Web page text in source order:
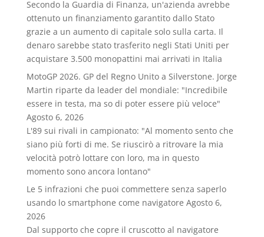
Secondo la Guardia di Finanza, un'azienda avrebbe
ottenuto un finanziamento garantito dallo Stato
grazie a un aumento di capitale solo sulla carta. Il
denaro sarebbe stato trasferito negli Stati Uniti per
acquistare 3.500 monopattini mai arrivati in Italia
MotoGP 2026. GP del Regno Unito a Silverstone. Jorge
Martin riparte da leader del mondiale: "Incredibile
essere in testa, ma so di poter essere più veloce"
Agosto 6, 2026
L'89 sui rivali in campionato: "Al momento sento che
siano più forti di me. Se riuscirò a ritrovare la mia
velocità potrò lottare con loro, ma in questo
momento sono ancora lontano"
Le 5 infrazioni che puoi commettere senza saperlo
usando lo smartphone come navigatore Agosto 6,
2026
Dal supporto che copre il cruscotto al navigatore